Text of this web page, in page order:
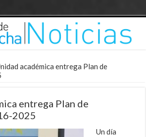
académica entrega Plan de
entrega Plan de
2025
Un día